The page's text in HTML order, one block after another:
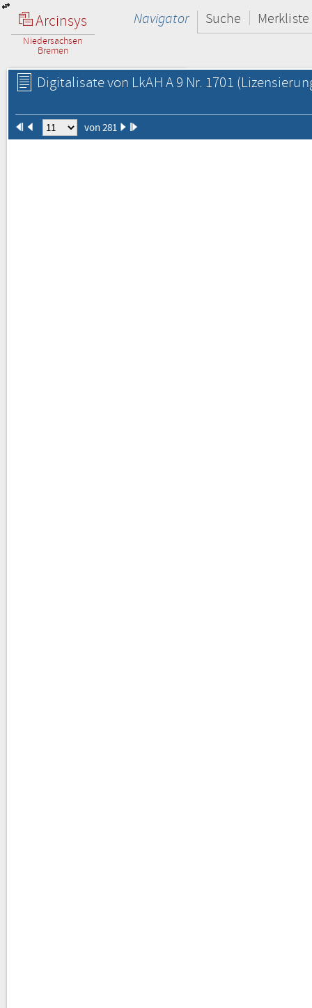
Arcinsys
Niedersachsen
Bremen
Navigator Suche Merkliste
Digitalisate von LkAH A 9 Nr. 1701
von 281